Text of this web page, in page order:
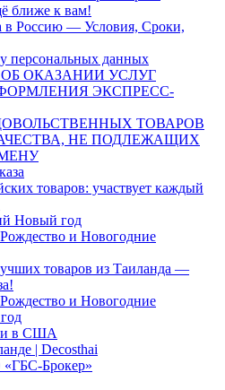
ближе к вам!
в Россию — Условия, Сроки,
персональных данных
ОКАЗАНИИ УСЛУГ
ЭКСПРЕСС-
ТОВАРОВ
НЕ ПОДЛЕЖАЩИХ
товаров: участвует каждый
Новый год
и Новогодние
товаров из Таиланда —
и Новогодние
в США
| Decosthai
Брокер»